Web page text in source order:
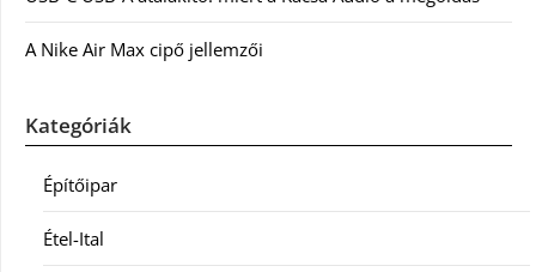
A Nike Air Max cipő jellemzői
Kategóriák
Építőipar
Étel-Ital